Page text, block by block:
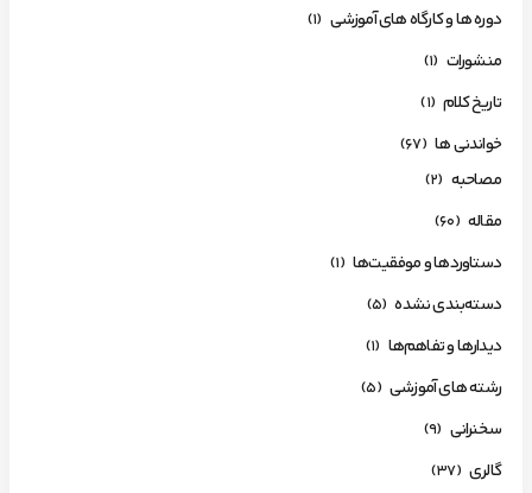
دوره ها و کارگاه های آموزشی (1)
منشورات (1)
تاریخ کلام (1)
خواندنی ها (67)
مصاحبه (2)
مقاله (60)
دستاوردها و موفقیت‌ها (1)
دسته‌بندی نشده (5)
دیدارها و تفاهم‌ها (1)
رشته های آموزشی (5)
سخنرانی (9)
گالری (37)